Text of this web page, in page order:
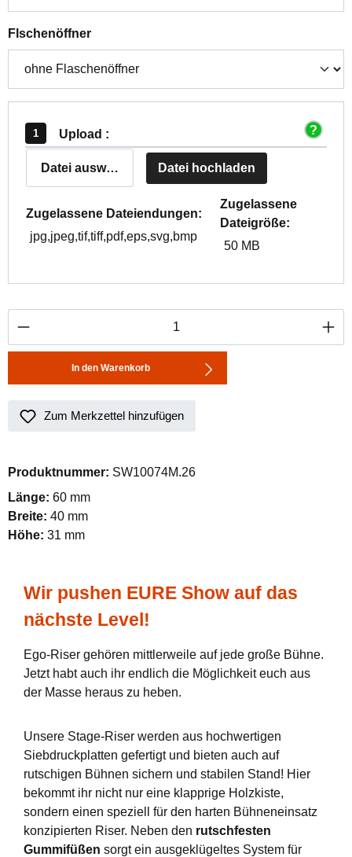
Flschenöffnerauswählen
Upload :
Datei auswählen Datei hochladen
Zugelassene Dateiendungen:
jpg,jpeg,tif,tiff,pdf,eps,svg,bmp
Zugelassene
Dateigröße:
50 MB
Produkt Anzahl: Gib den gewünschten
In den Warenkorb
Zum Merkzettel hinzufügen
Produktnummer: SW10074M.26
Länge: 60 mm
Breite: 40 mm
Höhe: 31 mm
Wir pushen EURE Show auf das
nächste Level!
Ego-Riser gehören mittlerweile auf jede große Bühne.
Jetzt habt auch ihr endlich die Möglichkeit euch aus
der Masse heraus zu heben.
Unsere Stage-Riser werden aus hochwertigen
Siebdruckplatten gefertigt und bieten auch auf
rutschigen Bühnen sichern und stabilen Stand! Hier
bekommt ihr nicht nur eine klapprige Holzkiste,
sondern einen speziell für den harten Bühneneinsatz
konzipierten Riser. Neben den rutschfesten
Gummifüßen sorgt ein ausgeklügeltes System für